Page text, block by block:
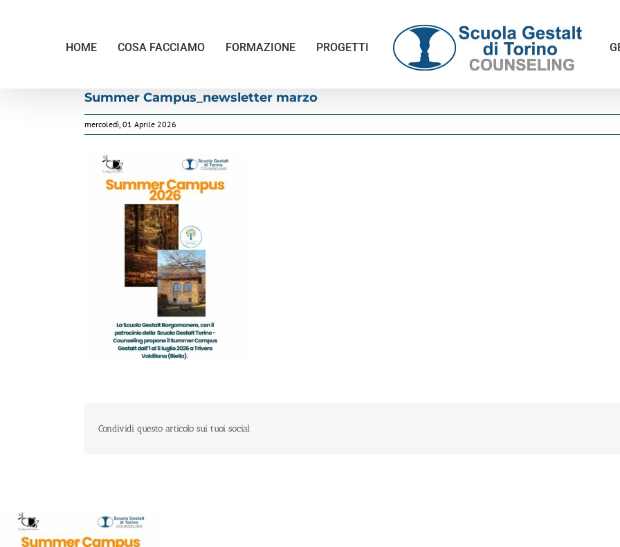
HOME COSA FACCIAMO FORMAZIONE PROGETTI
Summer Campus_newsletter marzo
mercoledì, 01 Aprile 2026
Condividi questo articolo sui tuoi social